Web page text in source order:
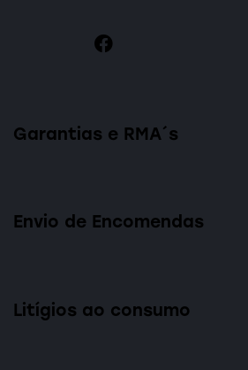
Garantias e RMA´s
Envio de Encomendas
Litígios ao consumo